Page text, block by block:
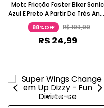
Moto Fricção Faster Biker Sonic
Azul E Preto A Partir De Três Anos
Candide
88%OFF R$199,99
R$ 24,99